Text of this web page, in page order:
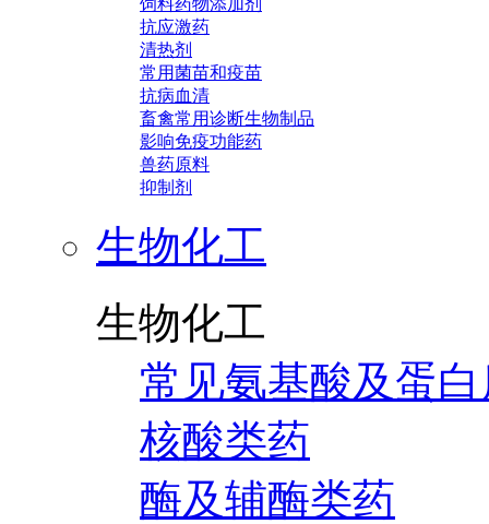
饲料药物添加剂
抗应激药
清热剂
常用菌苗和疫苗
抗病血清
畜禽常用诊断生物制品
影响免疫功能药
兽药原料
抑制剂
生物化工
生物化工
常见氨基酸及蛋
核酸类药
酶及辅酶类药